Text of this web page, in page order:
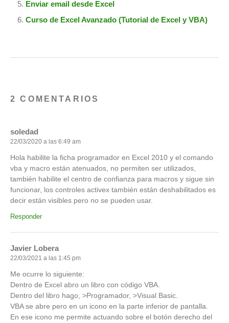
Enviar email desde Excel
Curso de Excel Avanzado (Tutorial de Excel y VBA)
2 COMENTARIOS
soledad
22/03/2020 a las 6:49 am
Hola habilite la ficha programador en Excel 2010 y el comando
vba y macro están atenuados, no permiten ser utilizados,
también habilite el centro de confianza para macros y sigue sin
funcionar, los controles activex también están deshabilitados es
decir están visibles pero no se pueden usar.
Responder
Javier Lobera
22/03/2021 a las 1:45 pm
Me ocurre lo siguiente:
Dentro de Excel abro un libro con código VBA.
Dentro del libro hago, >Programador, >Visual Basic.
VBA se abre pero en un icono en la parte inferior de pantalla.
En ese icono me permite actuando sobre el botón derecho del